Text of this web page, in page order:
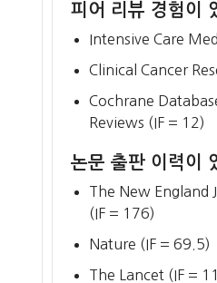
피어 리뷰 경험이
Intensive Care
Clinical Cancer
Cochrane
Reviews (IF = 12)
논문 출판 이력이
The New England
(IF = 176)
Nature (IF = 69.5)
The Lancet (IF =